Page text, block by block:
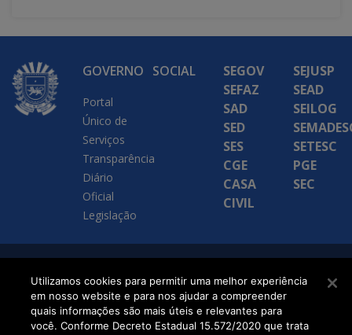
GOVERNO
Portal
Único de
Serviços
Transparência
Diário
Oficial
Legislação
SOCIAL
SEGOV
SEFAZ
SAD
SED
SES
CGE
CASA
CIVIL
SEJUSP
SEAD
SEILOG
SETESC
PGE
SEC
SETDIG | Secretaria-
Executiva de
Transformação Digital
Utilizamos cookies para permitir uma melhor experiência
em nosso website e para nos ajudar a compreender
quais informações são mais úteis e relevantes para
você. Conforme Decreto Estadual 15.572/2020 que trata